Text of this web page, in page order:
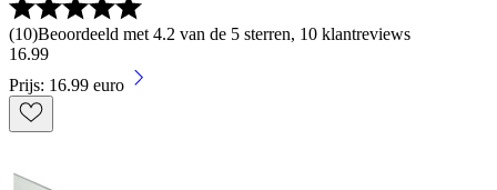
(10)Beoordeeld met 4.2 van de 5 sterren, 10 klantreviews
16.99
Prijs: 16.99 euro